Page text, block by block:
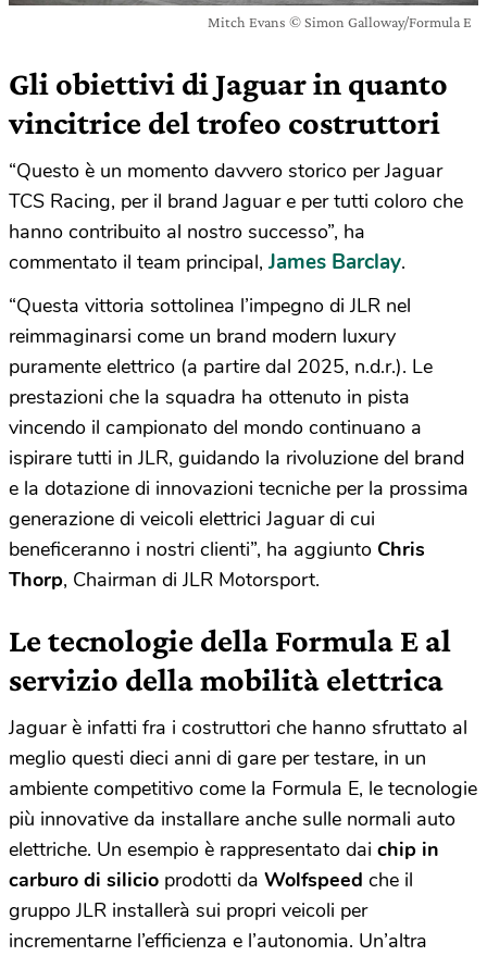
Mitch Evans © Simon Galloway/Formula E
Gli obiettivi di Jaguar in quanto
vincitrice del trofeo costruttori
“Questo è un momento davvero storico per Jaguar
TCS Racing, per il brand Jaguar e per tutti coloro che
hanno contribuito al nostro successo”, ha
commentato il team principal,James Barclay.
“Questa vittoria sottolinea l’impegno di JLR nel
reimmaginarsi come un brand modern luxury
puramente elettrico (a partire dal 2025, n.d.r.). Le
prestazioni che la squadra ha ottenuto in pista
vincendo il campionato del mondo continuano a
ispirare tutti in JLR, guidando la rivoluzione del brand
e la dotazione di innovazioni tecniche per la prossima
generazione di veicoli elettrici Jaguar di cui
beneficeranno i nostri clienti”, ha aggiunto Chris
Thorp, Chairman di JLR Motorsport.
Le tecnologie della Formula E al
servizio della mobilità elettrica
Jaguar è infatti fra i costruttori che hanno sfruttato al
meglio questi dieci anni di gare per testare, in un
ambiente competitivo come la Formula E, le tecnologie
più innovative da installare anche sulle normali auto
elettriche. Un esempio è rappresentato dai chip in
carburo di silicio prodotti da Wolfspeed che il
gruppo JLR installerà sui propri veicoli per
incrementarne l’efficienza e l’autonomia. Un’altra